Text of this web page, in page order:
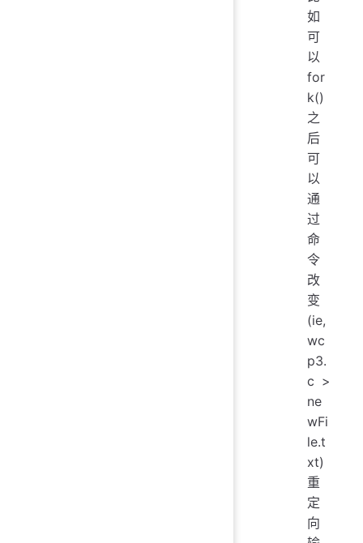
如
可
以
for
k()
之
后
可
以
通
过
命
令
改
变
(ie,
wc
p3.
c >
ne
wFi
le.t
xt)
重
定
向